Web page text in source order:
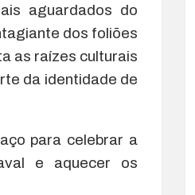
aguardados do
dos foliões
as raízes culturais
da identidade de
para celebrar a
e aquecer os